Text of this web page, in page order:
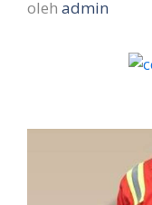
oleh admin